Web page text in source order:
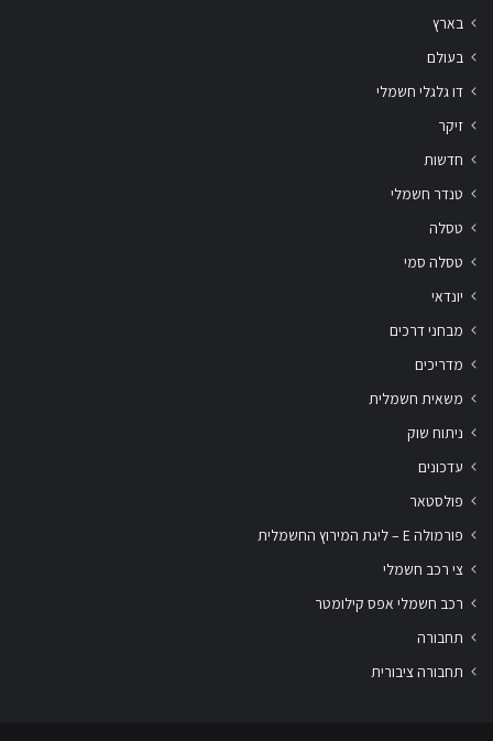
בארץ
בעולם
דו גלגלי חשמלי
זיקר
חדשות
טנדר חשמלי
טסלה
טסלה סמי
יונדאי
מבחני דרכים
מדריכים
משאית חשמלית
ניתוח שוק
עדכונים
פולסטאר
פורמולה E – ליגת המירוץ החשמלית
צי רכב חשמלי
רכב חשמלי אפס קילומטר
תחבורה
תחבורה ציבורית